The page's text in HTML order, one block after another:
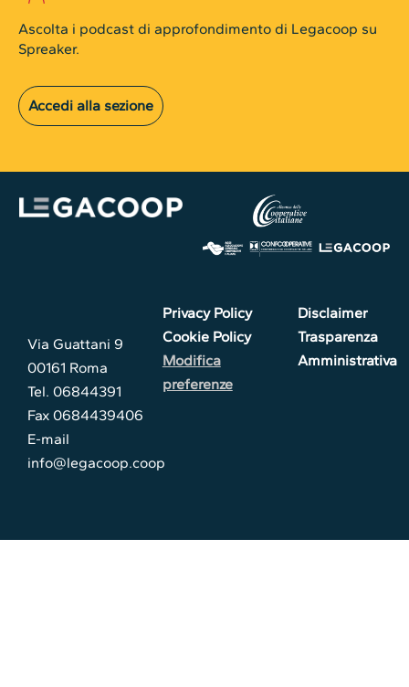
Ascolta i podcast di approfondimento di Legacoop su
Spreaker.
Accedi alla sezione
Via Guattani 9
00161 Roma
Tel. 06844391
Fax 0684439406
E-mail
info@legacoop.coop
Privacy Policy
Cookie Policy
Modifica
preferenze
Disclaimer
Trasparenza
Amministrativa